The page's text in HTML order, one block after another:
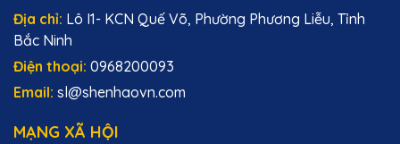
Địa chỉ: Lô I1- KCN Quế Võ, Phường Phương Liễu, Tỉnh
Bắc Ninh
Điện thoại: 0968200093
Email: sl@shenhaovn.com
MẠNG XÃ HỘI